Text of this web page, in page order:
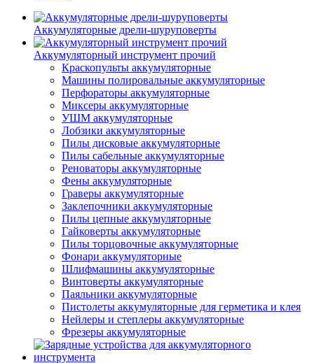
Аккумуляторные дрели-шуруповерты
Аккумуляторный инструмент прочий
Краскопульты аккумуляторные
Машины полировальные аккумуляторные
Перфораторы аккумуляторные
Миксеры аккумуляторные
УШМ аккумуляторные
Лобзики аккумуляторные
Пилы дисковые аккумуляторные
Пилы сабельные аккумуляторные
Реноваторы аккумуляторные
Фены аккумуляторные
Граверы аккумуляторные
Заклепочники аккумуляторные
Пилы цепные аккумуляторные
Гайковерты аккумуляторные
Пилы торцовочные аккумуляторные
Фонари аккумуляторные
Шлифмашины аккумуляторные
Винтоверты аккумуляторные
Паяльники аккумуляторные
Пистолеты аккумуляторные для герметика и клея
Нейлеры и степлеры аккумуляторные
Фрезеры аккумуляторные